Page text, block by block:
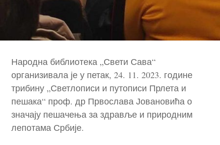
Народна библиотека „Свети Сава“
организивала је у петак, 24. 11. 2023. године
трибину „Светлописи и путописи Прлета и
пешака“ проф. др Првослава Јовановића о
значају пешачења за здравље и природним
лепотама Србије.